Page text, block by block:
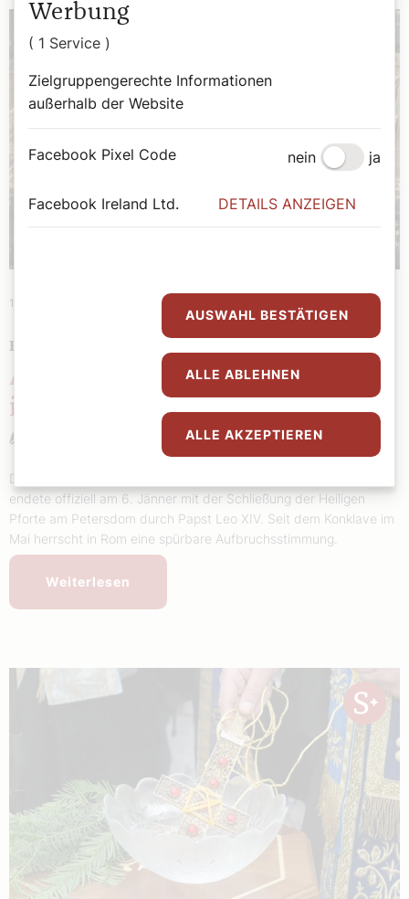
11. Jänner 2026
HEILIGES JAHR BEENDET
An die 35 Millionen vertieften
ihren Glauben in Rom
Das Heilige Jahr 2025 mit seinem Motto „Pilger der Hoffnung“
endete offiziell am 6. Jänner mit der Schließung der Heiligen
Pforte am Petersdom durch Papst Leo XIV. Seit dem Konklave im
Mai herrscht in Rom eine spürbare Aufbruchsstimmung.
Weiterlesen
Werbung
( 1 Service )
Zielgruppengerechte Informationen
außerhalb der Website
Facebook Pixel Code nein ja
Facebook Ireland Ltd. DETAILS ANZEIGEN
AUSWAHL BESTÄTIGEN
ALLE ABLEHNEN
ALLE AKZEPTIEREN